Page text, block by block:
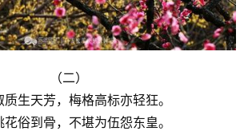
（二）
质生天芳，梅格高标亦轻狂。
俗到骨，不堪为伍怨东皇。